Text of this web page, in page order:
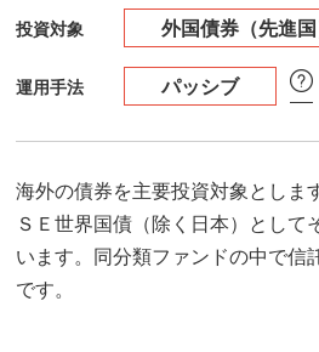
投資対象 外国債券（先進国
運用手法 パッシブ
海外の債券を主要投資対象としま
ＳＥ世界国債（除く日本）として
います。同分類ファンドの中で信
です。